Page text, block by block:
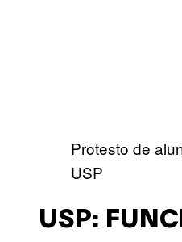
Protesto de
USP
USP: